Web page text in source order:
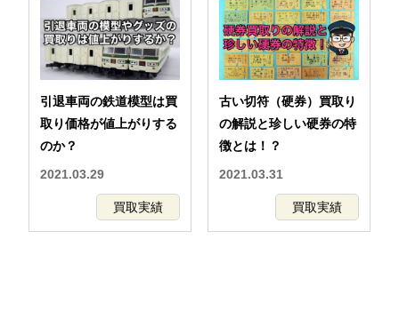
引退車両の鉄道模型は買
取り価格が値上がりする
のか？
2021.03.29
買取実績
古い切符（硬券）買取り
の解説と珍しい硬券の特
徴とは！？
2021.03.31
買取実績